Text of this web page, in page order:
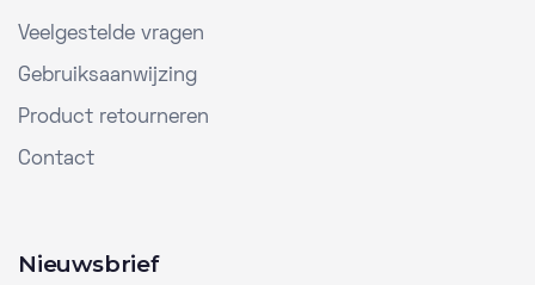
Veelgestelde vragen
Gebruiksaanwijzing
Product retourneren
Contact
Nieuwsbrief